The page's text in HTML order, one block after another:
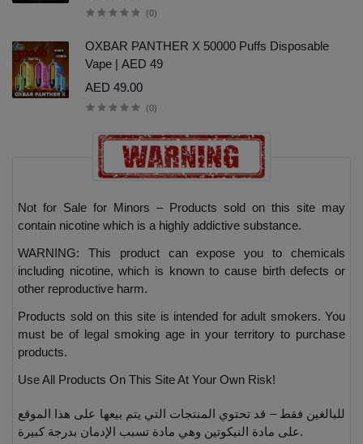
(0)
OXBAR PANTHER X 50000 Puffs Disposable
Vape | AED 49
AED 49.00
(0)
Not for Sale for Minors – Products sold on this site may
contain nicotine which is a highly addictive substance.
WARNING: This product can expose you to chemicals
including nicotine, which is known to cause birth defects or
other reproductive harm.
Products sold on this site is intended for adult smokers. You
must be of legal smoking age in your territory to purchase
products.
Use All Products On This Site At Your Own Risk!
للبالغين فقط – قد تحتوي المنتجات التي يتم بيعها على هذا الموقع
على مادة النيكوتين وهي مادة تسبب الإدمان بدرجة كبيرة.